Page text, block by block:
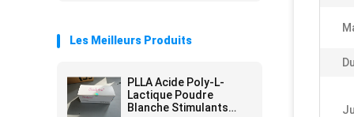
Les Meilleurs Produits
PLLA Acide Poly-L-
Lactique Poudre
Blanche Stimulants